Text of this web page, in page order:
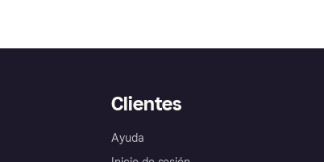
Clientes
Ayuda